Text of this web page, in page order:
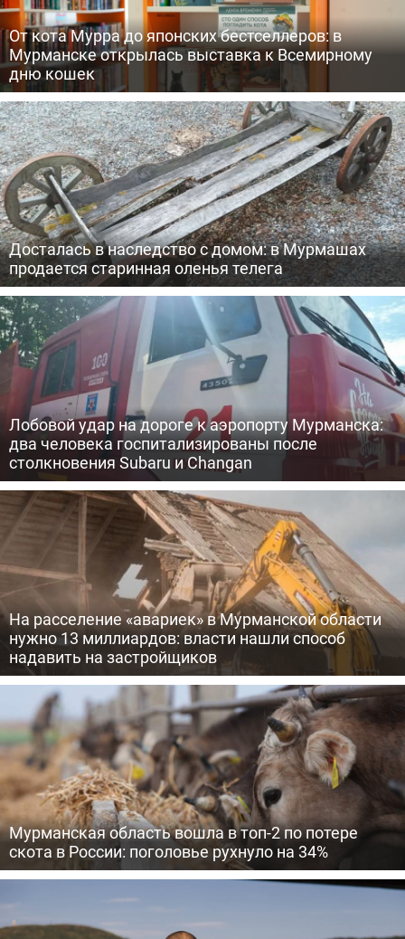
От кота Мурра до японских бестселлеров: в
Мурманске открылась выставка к Всемирному
дню кошек
Досталась в наследство с домом: в Мурмашах
продается старинная оленья телега
Лобовой удар на дороге к аэропорту Мурманска:
два человека госпитализированы после
столкновения Subaru и Changan
На расселение «авариек» в Мурманской области
нужно 13 миллиардов: власти нашли способ
надавить на застройщиков
Мурманская область вошла в топ-2 по потере
скота в России: поголовье рухнуло на 34%